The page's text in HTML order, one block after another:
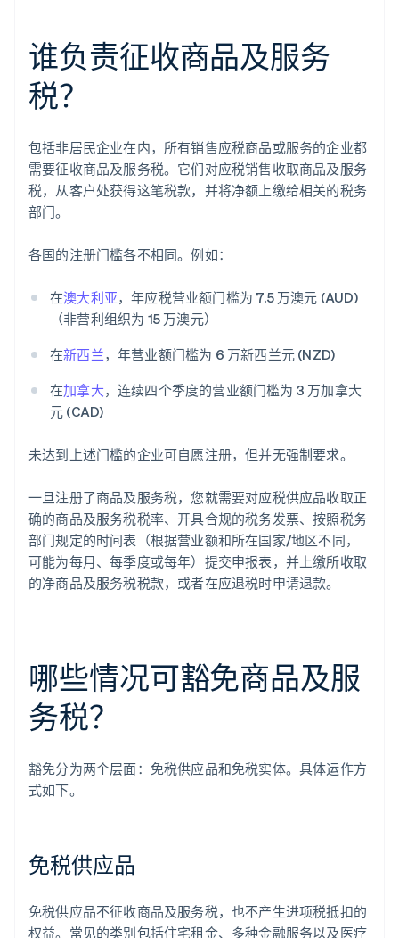
谁负责征收商品及服务
税？
包括非居民企业在内，所有销售应税商品或服务的企业都
需要征收商品及服务税。它们对应税销售收取商品及服务
税，从客户处获得这笔税款，并将净额上缴给相关的税务
部门。
各国的注册门槛各不相同。例如：
在澳大利亚，年应税营业额门槛为 7.5 万澳元 (AUD)
（非营利组织为 15 万澳元）
在新西兰，年营业额门槛为 6 万新西兰元 (NZD)
在加拿大，连续四个季度的营业额门槛为 3 万加拿大
元 (CAD)
未达到上述门槛的企业可自愿注册，但并无强制要求。
一旦注册了商品及服务税，您就需要对应税供应品收取正
确的商品及服务税税率、开具合规的税务发票、按照税务
部门规定的时间表（根据营业额和所在国家/地区不同，
可能为每月、每季度或每年）提交申报表，并上缴所收取
的净商品及服务税税款，或者在应退税时申请退款。
哪些情况可豁免商品及服
务税？
豁免分为两个层面：免税供应品和免税实体。具体运作方
式如下。
免税供应品
免税供应品不征收商品及服务税，也不产生进项税抵扣的
权益。常见的类别包括住宅租金、多种金融服务以及医疗